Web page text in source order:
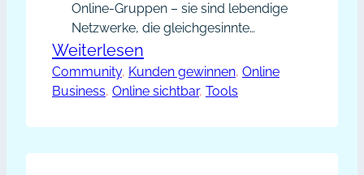
Online-Gruppen – sie sind lebendige
Netzwerke, die gleichgesinnte
Menschen zusammenbringen.
Gruppen, die Wissen teilen und
gemeinsame Interessen fördern.
Möglichkeit, Weiterbildung
Weiterlesen
Community
Erfolgsformel:
Thema,
Community, Kunden gewinnen, Online
Business, Online sichtbar, Tools